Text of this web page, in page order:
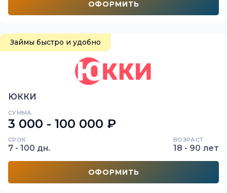
ОФОРМИТЬ
Займы быстро и удобно
ЮККИ
СУММА
3 000 - 100 000 ₽
СРОК
7 - 100 дн.
ВОЗРАСТ
18 - 90 лет
ОФОРМИТЬ